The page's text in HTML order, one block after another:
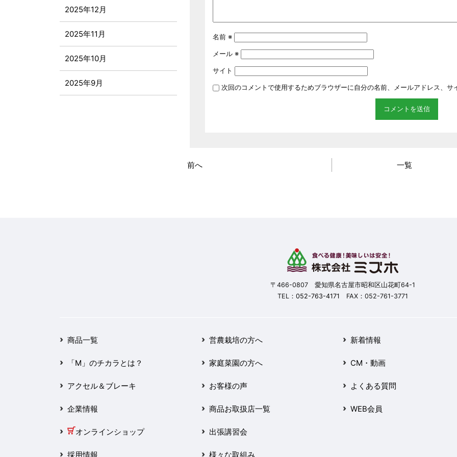
名前 ※
メール ※
サイト
次回のコメントで使用するためブラウザーに自分の名前、メールアドレス、サ
前へ 一覧
2025年12月
2025年11月
2025年10月
2025年9月
2024年7月
2024年6月
〒466-0807 愛知県名古屋市昭和区山花町64-1
TEL： 052-763-4171 FAX：052-761-3771
商品一覧
「M」のチカラとは？
アクセル＆ブレーキ
企業情報
オンラインショップ
採用情報
営農栽培の方へ
家庭菜園の方へ
お客様の声
商品お取扱店一覧
出張講習会
様々な取組み
新着情報
CM・動画
よくある質問
WEB会員